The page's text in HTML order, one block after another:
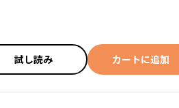
試し読み カートに追加